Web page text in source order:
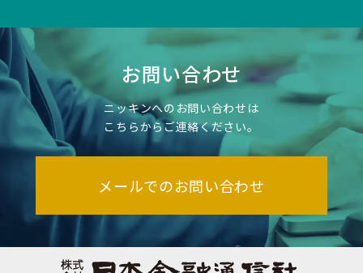
お問い合わせ
ニッキンへのお問い合わせは
こちらからご連絡ください。
メールでのお問い合わせ